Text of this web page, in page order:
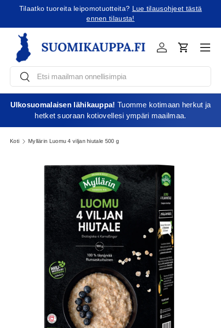
Tilaatko tuoreita leipomotuotteita? Lue tilausohjeet tästä
ennen tilausta!
EtsiEtsi
KirjauduOstoskori
Ulkosuomalaisen lähikauppa! Tuomme kotimaan herkut ja
hetket suoraan kotiovellesi ympäri maailmaa.
Koti Myllärin Luomu 4 viljan hiutale 500 g